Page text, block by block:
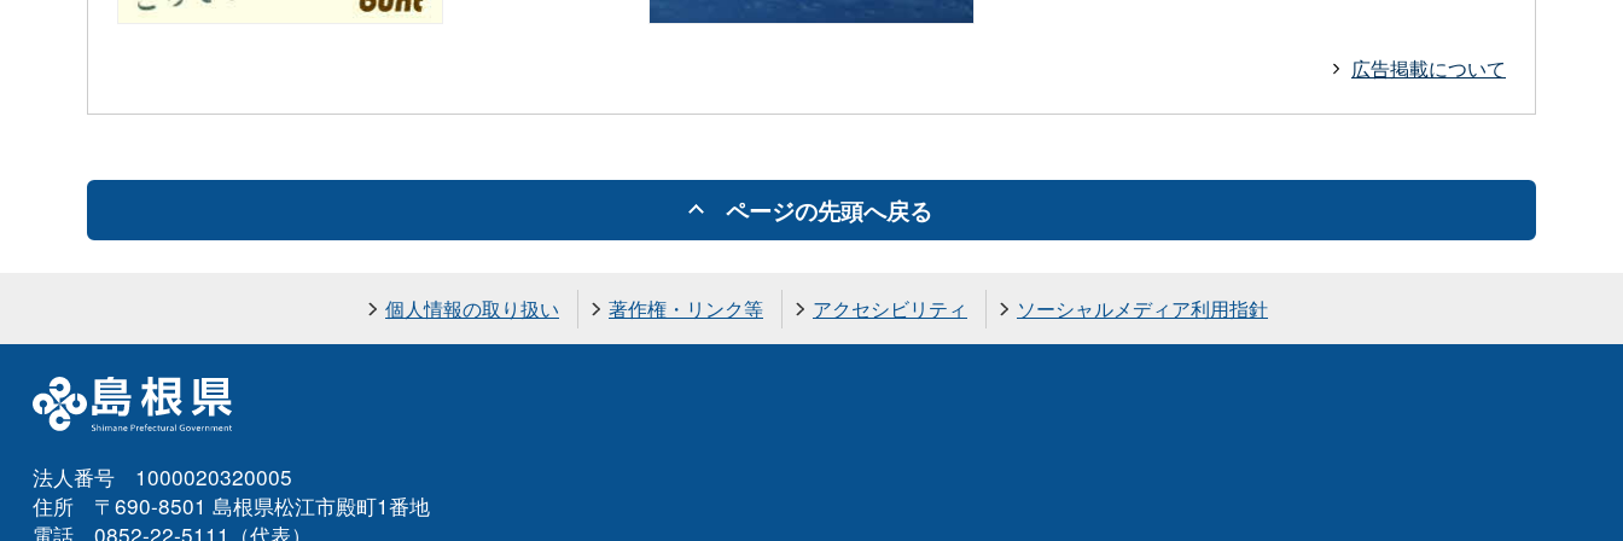
広告掲載について
ページの先頭へ戻る
個人情報の取り扱い 著作権・リンク等 アクセシビリティ ソーシャルメディア利用指針
法人番号 1000020320005
住所 〒690-8501 島根県松江市殿町1番地
電話 0852-22-5111（代表）